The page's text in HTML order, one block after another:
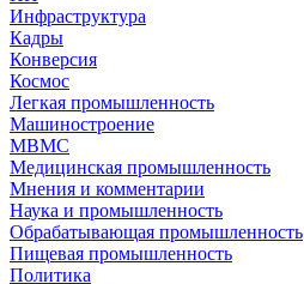
Инфраструктура
Кадры
Конверсия
Космос
Легкая промышленность
Машиностроение
МВМС
Медицинская промышленность
Мнения и комментарии
Наука и промышленность
Обрабатывающая промышленность
Пищевая промышленность
Политика